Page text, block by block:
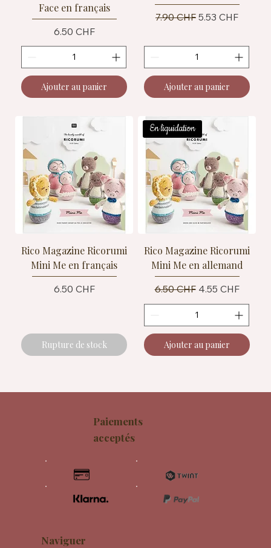
Face en français
Prix
6.50 CHF
Ajouter au panier
Prix original
7.90 CHF Prix
5.53 CHF
Ajouter au panier
Rico Magazine Ricorumi
Mini Me en français
Prix
6.50 CHF
Rupture de stock
En liquidation
Rico Magazine Ricorumi
Mini Me en allemand
Prix original
6.50 CHF Prix
4.55 CHF
Ajouter au panier
Naviguer
Paiements
acceptés